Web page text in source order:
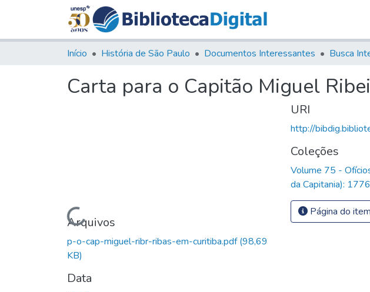
Início História de São Paulo Documentos Interessantes Busca
Carta para o Capitão Miguel
Carregando...
Arquivos
p-o-cap-miguel-ribr-ribas-em-curitiba.pdf(98,69
KB)
Data
URI
http://
Coleções
Volume 75 -
da Capitania):
Página do